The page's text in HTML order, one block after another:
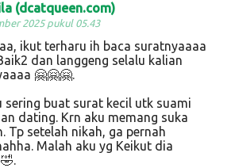
(dcatqueen.com)
2025 pukul 05.43
ikut terharu ih baca suratnyaaaa
dan langgeng selalu kalian
🤗🤗🤗.
sering buat surat kecil utk suami
dating. Krn aku memang suka
Tp setelah nikah, ga pernah
Malah aku yg Keikut dia